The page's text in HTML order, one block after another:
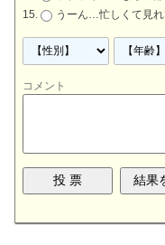
うーん…忙しくて見
コメント